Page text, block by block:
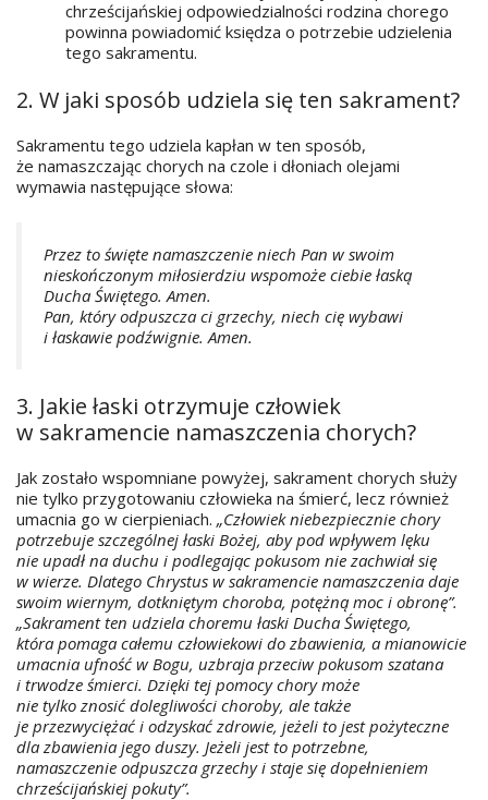
chrześcijańskiej odpowiedzialności rodzina chorego
powinna powiadomić księdza o potrzebie udzielenia
tego sakramentu.
2. W jaki sposób udziela się ten sakrament?
Sakramentu tego udziela kapłan w ten sposób,
że namaszczając chorych na czole i dłoniach olejami
wymawia następujące słowa:
Przez to święte namaszczenie niech Pan w swoim
nieskończonym miłosierdziu wspomoże ciebie łaską
Ducha Świętego. Amen.
Pan, który odpuszcza ci grzechy, niech cię wybawi
i łaskawie podźwignie. Amen.
3. Jakie łaski otrzymuje człowiek
w sakramencie namaszczenia chorych?
Jak zostało wspomniane powyżej, sakrament chorych służy
nie tylko przygotowaniu człowieka na śmierć, lecz również
umacnia go w cierpieniach. „Człowiek niebezpiecznie chory
potrzebuje szczególnej łaski Bożej, aby pod wpływem lęku
nie upadł na duchu i podlegając pokusom nie zachwiał się
w wierze. Dlatego Chrystus w sakramencie namaszczenia daje
swoim wiernym, dotkniętym choroba, potężną moc i obronę”.
„Sakrament ten udziela choremu łaski Ducha Świętego,
która pomaga całemu człowiekowi do zbawienia, a mianowicie
umacnia ufność w Bogu, uzbraja przeciw pokusom szatana
i trwodze śmierci. Dzięki tej pomocy chory może
nie tylko znosić dolegliwości choroby, ale także
je przezwyciężać i odzyskać zdrowie, jeżeli to jest pożyteczne
dla zbawienia jego duszy. Jeżeli jest to potrzebne,
namaszczenie odpuszcza grzechy i staje się dopełnieniem
chrześcijańskiej pokuty”.